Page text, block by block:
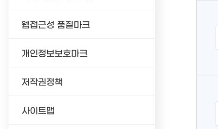
웹접근성 품질마크
개인정보보호마크
저작권정책
사이트맵